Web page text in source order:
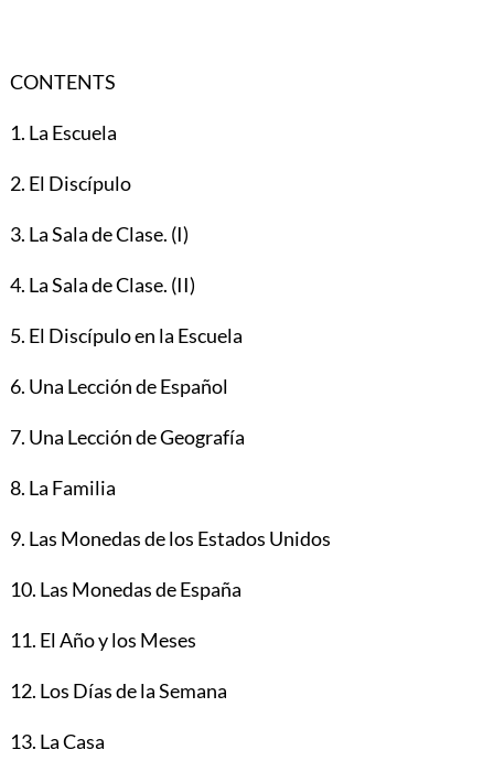
CONTENTS
1. La Escuela
2. El Discípulo
3. La Sala de Clase. (I)
4. La Sala de Clase. (II)
5. El Discípulo en la Escuela
6. Una Lección de Español
7. Una Lección de Geografía
8. La Familia
9. Las Monedas de los Estados Unidos
10. Las Monedas de España
11. El Año y los Meses
12. Los Días de la Semana
13. La Casa